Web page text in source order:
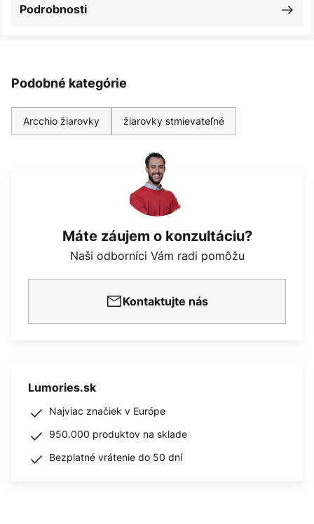
Podrobnosti
Podobné kategórie
Arcchio žiarovky žiarovky stmievateľné
Máte záujem o konzultáciu?
Naši odborníci Vám radi pomôžu
Kontaktujte nás
Lumories.sk
Najviac značiek v Európe
950.000 produktov na sklade
Bezplatné vrátenie do 50 dní